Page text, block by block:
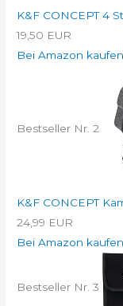
K&F CONCEPT 4
19,50 EUR
Bei Amazon kaufen
Bestseller Nr. 2
K&F CONCEPT
24,99 EUR
Bei Amazon kaufen
Bestseller Nr. 3